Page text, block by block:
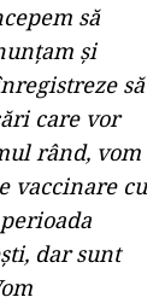
să
și
să
care vor
rând, vom
vaccinare cu
dar sunt